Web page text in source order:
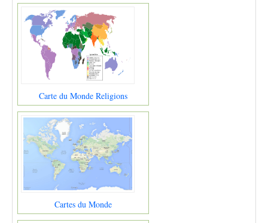
Carte du Monde Religions
Cartes du Monde